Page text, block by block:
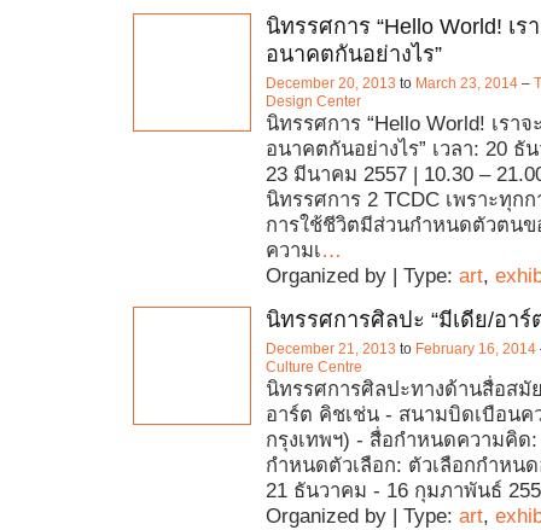
นิทรรศการ “Hello World! เ
อนาคตกันอย่างไร”
December 20, 2013 to March 23, 2014 –
Design Center
นิทรรศการ “Hello World! เรา
อนาคตกันอย่างไร” เวลา: 20 ธั
23 มีนาคม 2557 | 10.30 –
นิทรรศการ 2 TCDC เพราะทุก
การใช้ชีวิตมีส่วนกำหนดตัวตนข
ความเ…
Organized by | Type: art,
นิทรรศการศิลปะ “มีเดีย/อาร์
December 21, 2013 to February 16, 2014
Culture Centre
นิทรรศการศิลปะทางด้านสื่อสมั
อาร์ต คิชเช่น - สนามบิดเบือนค
กรุงเทพฯ) - สื่อกำหนดความคิด
กำหนดตัวเลือก: ตัวเลือกกำหน
21 ธันวาคม - 16 กุมภาพันธ์
Organized by | Type: art,